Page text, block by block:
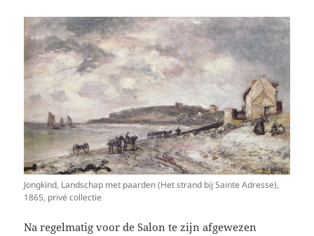
Jongkind, Landschap met paarden (Het strand bij Sainte Adresse),
1865, privé collectie
Na regelmatig voor de Salon te zijn afgewezen